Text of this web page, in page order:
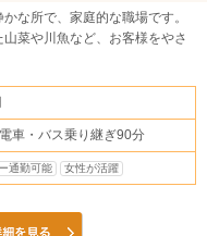
な所で、家庭的な職場です。
菜や川魚など、お客様をやさ
車・バス乗り継ぎ90分
通勤可能 女性が活躍